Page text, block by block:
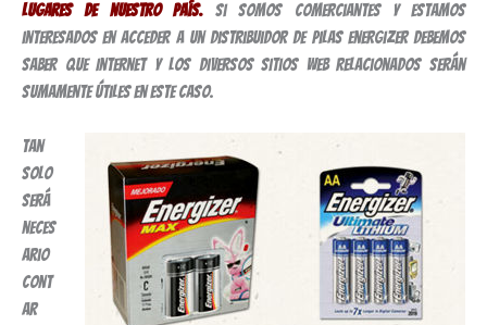
lugares de nuestro país. Si somos comerciantes y estamos
interesados en acceder a un distribuidor de pilas Energizer debemos
saber que Internet y los diversos sitios Web relacionados serán
sumamente útiles en este caso.
Tan
solo
será
neces
ario
cont
ar